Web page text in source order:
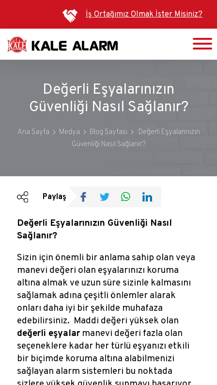
atla
İş Ortağımız Olmak İster Misiniz?
Değerli Eşyalarınızın
Güvenliği Nasıl Sağlanır?
Ana Sayfa Medya Blog Sayfası
Değerli Eşyalarınızın
Güvenliği Nasıl Sağlanır?
Bültenler
Reklamlar
Blog
Paylaş
Değerli Eşyalarınızın Güvenliği Nasıl
Sağlanır?
Sizin için önemli bir anlama sahip olan veya
manevi değeri olan eşyalarınızı koruma
altına almak ve uzun süre sizinle kalmasını
sağlamak adına çeşitli önlemler alarak
onları daha iyi bir şekilde muhafaza
edebilirsiniz. Maddi değeri yüksek olan
değerli eşyalar manevi değeri fazla olan
seçeneklere kadar her türlü eşyanızı etkili
bir biçimde koruma altına alabilmenizi
sağlayan alarm sistemleri bu noktada